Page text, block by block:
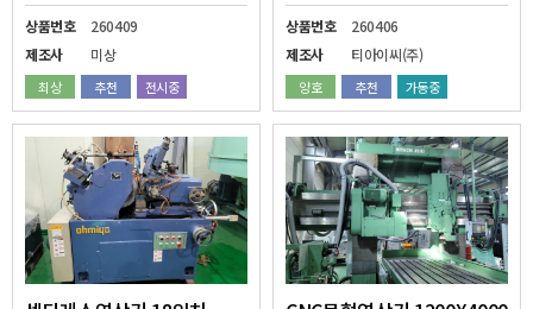
상품번호
260409
제조사
미상
최상 추천 전시중
상품번호
260406
제조사
티아이씨(주)
양호 추천 가동중